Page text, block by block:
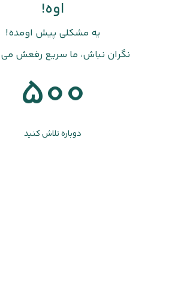
اوه!
یه مشکلی پیش اومده!
نگران نباش، ما سریع رفعش
500
دوباره تلاش کنید